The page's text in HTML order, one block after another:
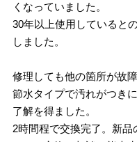
くなっていました。
30年以上使用していると
しました。
修理しても他の箇所が故
節水タイプで汚れがつき
了解を得ました。
2時間程で交換完了。新品